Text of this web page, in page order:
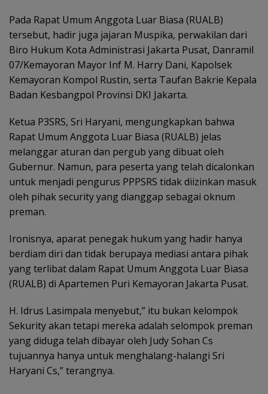
Pada Rapat Umum Anggota Luar Biasa (RUALB)
tersebut, hadir juga jajaran Muspika, perwakilan dari
Biro Hukum Kota Administrasi Jakarta Pusat, Danramil
07/Kemayoran Mayor Inf M. Harry Dani, Kapolsek
Kemayoran Kompol Rustin, serta Taufan Bakrie Kepala
Badan Kesbangpol Provinsi DKI Jakarta.
Ketua P3SRS, Sri Haryani, mengungkapkan bahwa
Rapat Umum Anggota Luar Biasa (RUALB) jelas
melanggar aturan dan pergub yang dibuat oleh
Gubernur. Namun, para peserta yang telah dicalonkan
untuk menjadi pengurus PPPSRS tidak diizinkan masuk
oleh pihak security yang dianggap sebagai oknum
preman.
Ironisnya, aparat penegak hukum yang hadir hanya
berdiam diri dan tidak berupaya mediasi antara pihak
yang terlibat dalam Rapat Umum Anggota Luar Biasa
(RUALB) di Apartemen Puri Kemayoran Jakarta Pusat.
H. Idrus Lasimpala menyebut,” itu bukan kelompok
Sekurity akan tetapi mereka adalah selompok preman
yang diduga telah dibayar oleh Judy Sohan Cs
tujuannya hanya untuk menghalang-halangi Sri
Haryani Cs,” terangnya.